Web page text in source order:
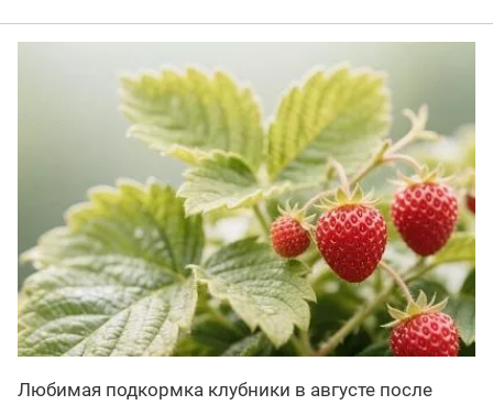
Любимая подкормка клубники в августе после